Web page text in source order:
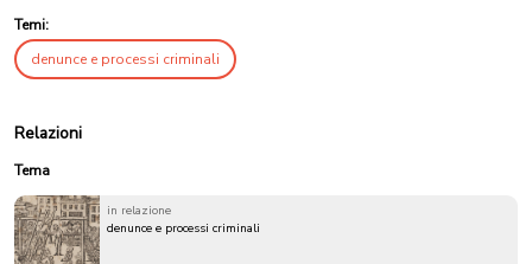
Temi:
denunce e processi criminali
Relazioni
Tema
in relazione
denunce e processi criminali